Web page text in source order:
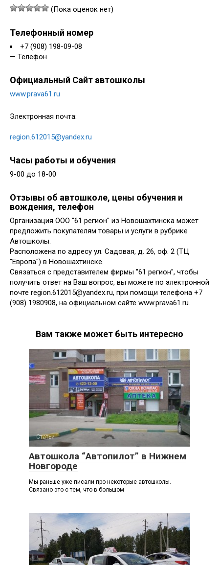
(Пока оценок нет)
Телефонный номер
+7 (908) 198-09-08
— Телефон
Официальный Сайт автошколы
www.prava61.ru
Электронная почта:
region.612015@yandex.ru
Часы работы и обучения
9-00 до 18-00
Отзывы об автошколе, цены обучения и
вождения, телефон
Организация ООО "61 регион" из Новошахтинска может
предложить покупателям товары и услуги в рубрике
Автошколы.
Расположена по адресу ул. Садовая, д. 26, оф. 2 (ТЦ
"Европа") в Новошахтинске.
Связаться с представителем фирмы "61 регион", чтобы
получить ответ на Ваш вопрос, вы можете по электронной
почте region.612015@yandex.ru, при помощи телефона +7
(908) 1980908, на официальном сайте www.prava61.ru.
Вам также может быть интересно
Статьи
Автошкола “Автопилот” в Нижнем
Новгороде
Мы раньше уже писали про некоторые автошколы.
Связано это с тем, что в большом